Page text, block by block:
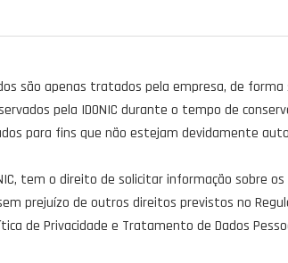
são apenas tratados pela empresa, de forma
pela IDONIC durante o tempo de
para fins que não estejam devidamente
tem o direito de solicitar informação sobre
prejuízo de outros direitos previstos no
de Privacidade e Tratamento de Dados